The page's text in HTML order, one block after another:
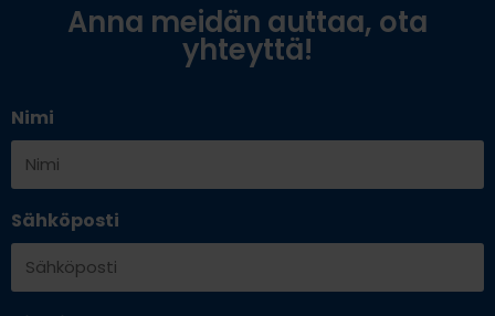
Anna meidän auttaa, ota
yhteyttä!
Nimi
Sähköposti